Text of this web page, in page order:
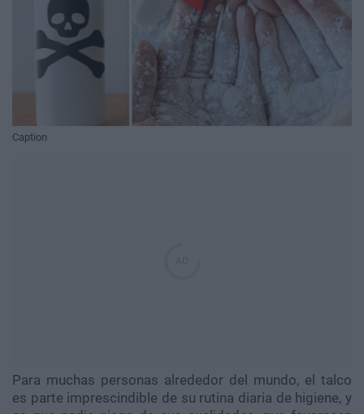
Caption
Para muchas personas alrededor del mundo, el talco
es parte imprescindible de su rutina diaria de higiene, y